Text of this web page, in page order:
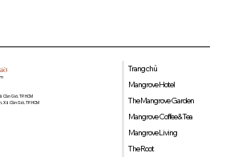
Giờ, TP. HCM
Cần Giờ, TP. HCM
Trang chủ
Mangrove Hotel
The Mangrove Garden
Mangrove Coffee & Tea
Mangrove Living
The Root